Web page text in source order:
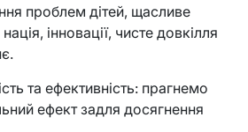
проблем дітей, щасливе
інновації, чисте довкілля
та ефективність: прагнемо
ефект задля досягнення